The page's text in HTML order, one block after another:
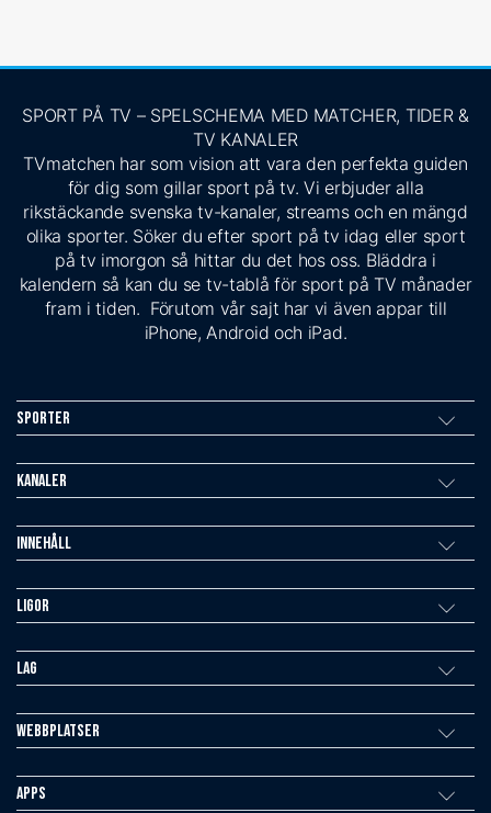
SPORT PÅ TV – SPELSCHEMA MED MATCHER, TIDER &
TV KANALER
TVmatchen har som vision att vara den perfekta guiden
för dig som gillar sport på tv. Vi erbjuder alla
rikstäckande svenska tv-kanaler, streams och en mängd
olika sporter. Söker du efter sport på tv idag eller sport
på tv imorgon så hittar du det hos oss. Bläddra i
kalendern så kan du se tv-tablå för sport på TV månader
fram i tiden. Förutom vår sajt har vi även appar till
iPhone, Android och iPad.
Sporter
Kanaler
Innehåll
Ligor
Lag
Webbplatser
Apps